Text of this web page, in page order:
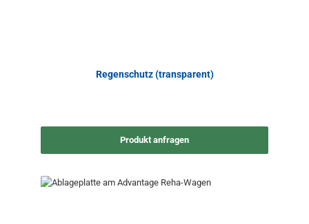
Regenschutz (transparent)
Produkt anfragen